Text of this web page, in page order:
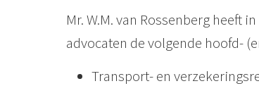
Mr. W.M. van Rossenberg heeft
advocaten de volgende hoofd-
Transport- en